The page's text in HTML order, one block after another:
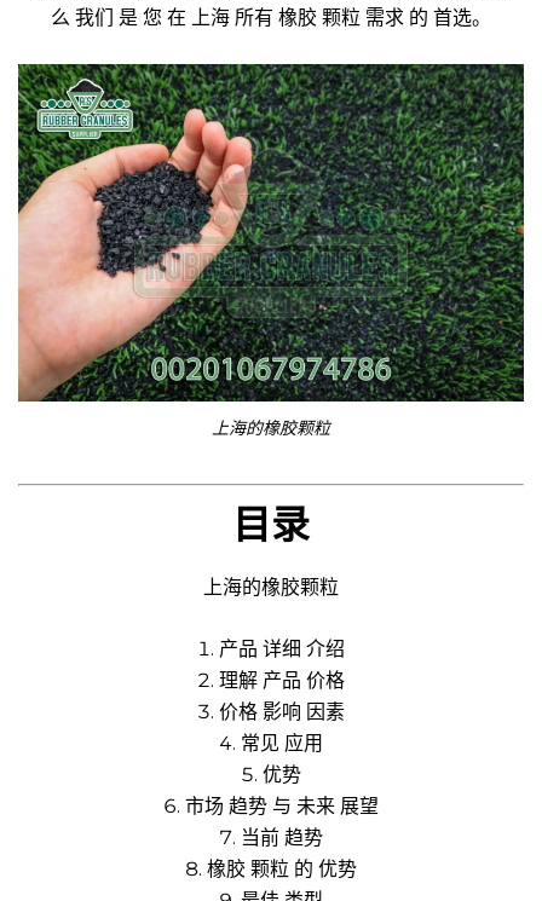
么 我们 是 您 在 上海 所有 橡胶 颗粒 需求 的 首选。
上海的橡胶颗粒
目录
上海的橡胶颗粒
产品 详细 介绍
理解 产品 价格
价格 影响 因素
常见 应用
优势
市场 趋势 与 未来 展望
当前 趋势
橡胶 颗粒 的 优势